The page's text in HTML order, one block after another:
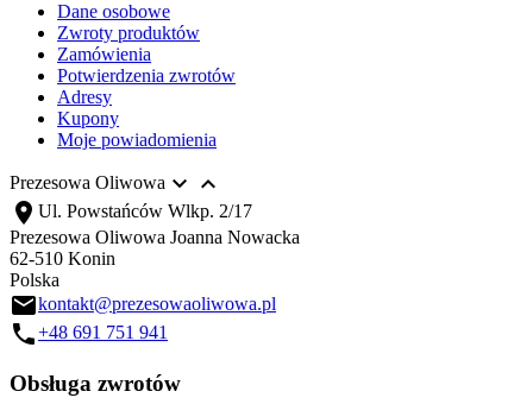
Dane osobowe
Zwroty produktów
Zamówienia
Potwierdzenia zwrotów
Adresy
Kupony
Moje powiadomienia
Prezesowa Oliwowa  
location_on Ul. Powstańców Wlkp. 2/17
Prezesowa Oliwowa Joanna Nowacka
62-510 Konin
Polska
emailkontakt@prezesowaoliwowa.pl
call+48 691 751 941
Obsługa zwrotów